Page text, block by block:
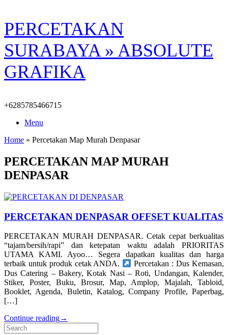
Skip
to
content
PERCETAKAN
SURABAYA » ABSOLUTE
GRAFIKA
+6285785466715
Menu
Home » Percetakan Map Murah Denpasar
PERCETAKAN MAP MURAH
DENPASAR
PERCETAKAN DENPASAR OFFSET KUALITAS
PERCETAKAN MURAH DENPASAR. Cetak cepat berkualitas
“tajam/bersih/rapi” dan ketepatan waktu adalah PRIORITAS
UTAMA KAMI. Ayoo… Segera dapatkan kualitas dan harga
terbaik untuk produk cetak ANDA.
Percetakan : Dus Kemasan,
Dus Catering – Bakery, Kotak Nasi – Roti, Undangan, Kalender,
Stiker, Poster, Buku, Brosur, Map, Amplop, Majalah, Tabloid,
Booklet, Agenda, Buletin, Katalog, Company Profile, Paperbag,
[…]
Continue reading→
Search